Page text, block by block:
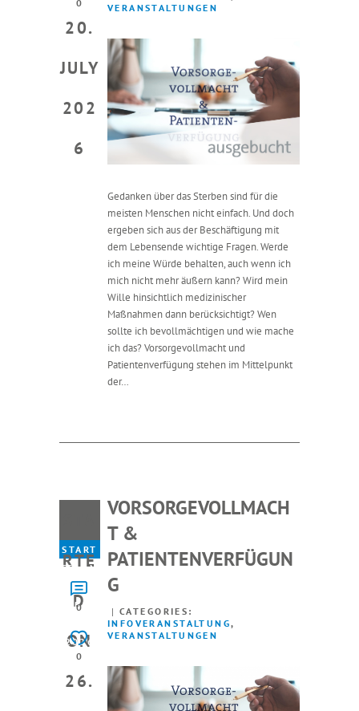
20.
JULY
202
6
0
VERANSTALTUNGEN
Gedanken über das Sterben sind für die
meisten Menschen nicht einfach. Und doch
ergeben sich aus der Beschäftigung mit
dem Lebensende wichtige Fragen. Werde
ich meine Würde behalten, auch wenn ich
mich nicht mehr äußern kann? Wird mein
Wille hinsichtlich medizinischer
Maßnahmen dann berücksichtigt? Wen
sollte ich bevollmächtigen und wie mache
ich das? Vorsorgevollmacht und
Patientenverfügung stehen im Mittelpunkt
der…
RTE
D
ON
26.
START
ED ON
26.
FEBRU
2026
0
0
VORSORGEVOLLMACH
T &
PATIENTENVERFÜGUN
G
CATEGORIES:
INFOVERANSTALTUNG,
VERANSTALTUNGEN